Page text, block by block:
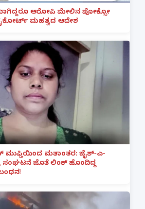
ಆರೋಪಿ ಮೇಲಿನ ಪೋಕ್ಸೋ
ಮಹತ್ವದ ಆದೇಶ
ಮುಫ್ತಿಯಿಂದ ಮತಾಂತರ: ಜೈಶ್-ಎ-
ಜೊತೆ ಲಿಂಕ್ ಹೊಂದಿದ್ದ